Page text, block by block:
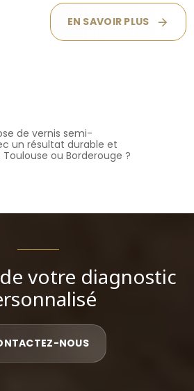
EN SAVOIR PLUS
de vernis semi-
un résultat durable et
ou Borderouge ?
votre diagnostic
NOUS